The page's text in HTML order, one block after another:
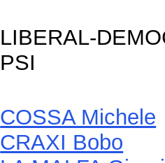
LIBERAL-
PSI
COSSA Michele
CRAXI Bobo